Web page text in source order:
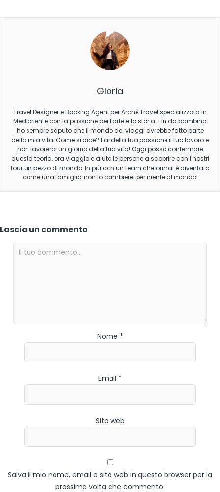
Gloria
Travel Designer e Booking Agent per Archè Travel specializzata in
Medioriente con la passione per l'arte e la storia. Fin da bambina
ho sempre saputo che il mondo dei viaggi avrebbe fatto parte
della mia vita. Come si dice? Fai della tua passione il tuo lavoro e
non lavorerai un giorno della tua vita! Oggi posso confermare
questa teoria, ora viaggio e aiuto le persone a scoprire con i nostri
tour un pezzo di mondo. In più con un team che ormai è diventato
come una famiglia, non lo cambierei per niente al mondo!
Lascia un commento
Nome *
Email *
Sito web
Salva il mio nome, email e sito web in questo browser per la
prossima volta che commento.